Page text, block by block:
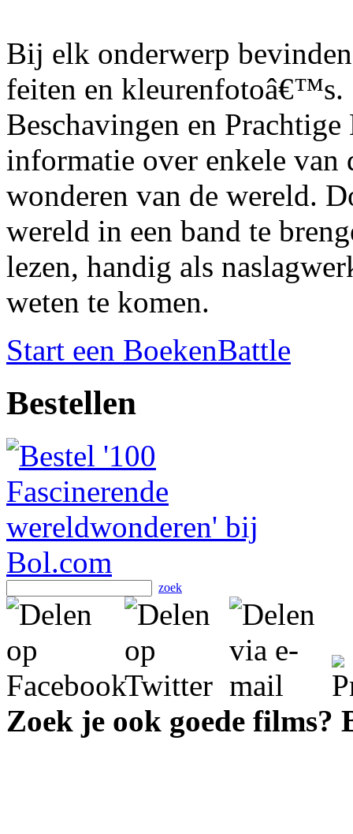
Bij elk onderwerp
feiten en kleurenfotoâ€™s.
Beschavingen en
informatie over enkele van
wonderen van de wereld.
wereld in een band te
lezen, handig als
weten te komen.
Start een BoekenBattle
Bestellen
zoek
Zoek je ook goede films?